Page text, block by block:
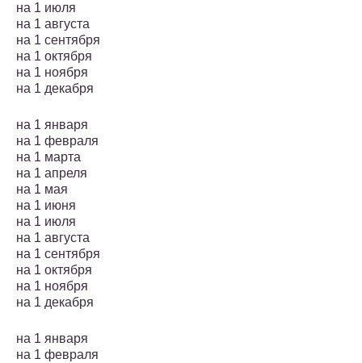
на 1 июля
на 1 августа
на 1 сентября
на 1 октября
на 1 ноября
на 1 декабря
на 1 января
на 1 февраля
на 1 марта
на 1 апреля
на 1 мая
на 1 июня
на 1 июля
на 1 августа
на 1 сентября
на 1 октября
на 1 ноября
на 1 декабря
на 1 января
на 1 февраля